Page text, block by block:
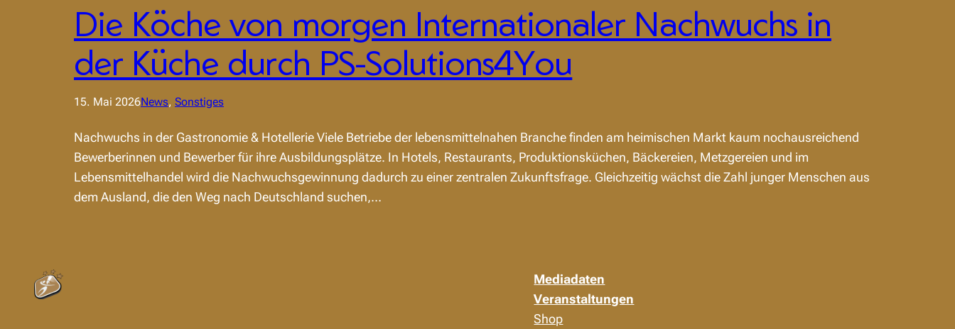
Die Köche von morgen Internationaler Nachwuchs in
der Küche durch PS-Solutions4You
15. Mai 2026News, Sonstiges
Nachwuchs in der Gastronomie & Hotellerie Viele Betriebe der lebensmittelnahen Branche finden am heimischen Markt kaum nochausreichend
Bewerberinnen und Bewerber für ihre Ausbildungsplätze. In Hotels, Restaurants, Produktionsküchen, Bäckereien, Metzgereien und im
Lebensmittelhandel wird die Nachwuchsgewinnung dadurch zu einer zentralen Zukunftsfrage. Gleichzeitig wächst die Zahl junger Menschen aus
dem Ausland, die den Weg nach Deutschland suchen,…
Mediadaten
Veranstaltungen
Shop